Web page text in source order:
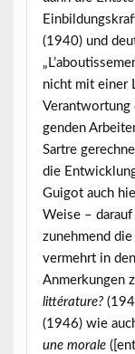
(1940) und
nicht mit einer
Verantwortung
genden
Sartre
die
Guigot auch
Weise –
zunehmend
vermehrt in
Anmerkungen
littérature?
(1946) wie
une morale